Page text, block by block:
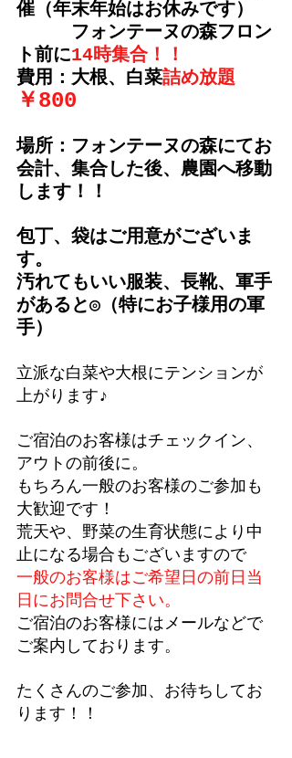
催（年末年始はお休みです）
フォンテーヌの森フロン
ト前に14時集合！！
費用：大根、白菜詰め放題
￥800
場所：フォンテーヌの森にてお
会計、集合した後、農園へ移動
します！！
包丁、袋はご用意がございま
す。
汚れてもいい服装、長靴、軍手
があると◎（特にお子様用の軍
手）
立派な白菜や大根にテンションが
上がります♪
ご宿泊のお客様はチェックイン、
アウトの前後に。
もちろん一般のお客様のご参加も
大歓迎です！
荒天や、野菜の生育状態により中
止になる場合もございますので
一般のお客様はご希望日の前日当
日にお問合せ下さい。
ご宿泊のお客様にはメールなどで
ご案内しております。
たくさんのご参加、お待ちしてお
ります！！